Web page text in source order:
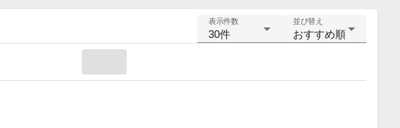
表示件数
30件
並び替え
おすすめ順